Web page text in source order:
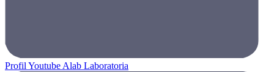
Profil Youtube Alab Laboratoria